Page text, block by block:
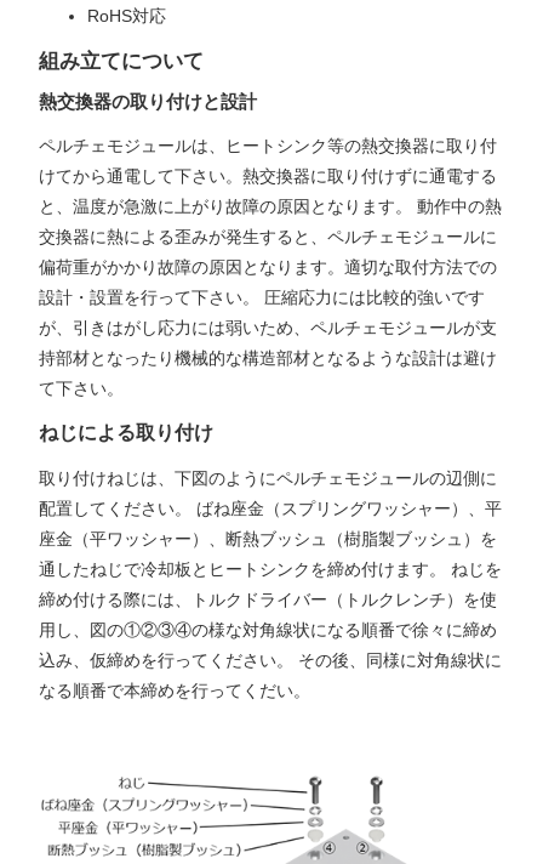
RoHS対応
組み立てについて
熱交換器の取り付けと設計
ペルチェモジュールは、ヒートシンク等の熱交換器に取り付
けてから通電して下さい。熱交換器に取り付けずに通電する
と、温度が急激に上がり故障の原因となります。 動作中の熱
交換器に熱による歪みが発生すると、ペルチェモジュールに
偏荷重がかかり故障の原因となります。適切な取付方法での
設計・設置を行って下さい。 圧縮応力には比較的強いです
が、引きはがし応力には弱いため、ペルチェモジュールが支
持部材となったり機械的な構造部材となるような設計は避け
て下さい。
ねじによる取り付け
取り付けねじは、下図のようにペルチェモジュールの辺側に
配置してください。 ばね座金（スプリングワッシャー）、平
座金（平ワッシャー）、断熱ブッシュ（樹脂製ブッシュ）を
通したねじで冷却板とヒートシンクを締め付けます。 ねじを
締め付ける際には、トルクドライバー（トルクレンチ）を使
用し、図の①②③④の様な対角線状になる順番で徐々に締め
込み、仮締めを行ってください。 その後、同様に対角線状に
なる順番で本締めを行ってくだい。